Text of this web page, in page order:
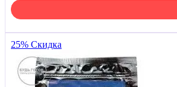
25% Скидка